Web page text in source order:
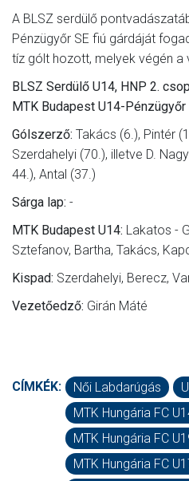
A BLSZ serdülő
Pénzügyőr SE fiú gárdáját
tíz gólt hozott, melyek végén a
BLSZ Serdülő U14, HNP 2.
MTK Budapest U14-
Gólszerző: Takács (6.), Pintér
Szerdahelyi (70.), illetve D.
44.), Antal (37.)
Sárga lap: -
MTK Budapest U14: Lakatos -
Sztefanov, Bartha, Takács,
Kispad: Szerdahelyi, Berecz,
Vezetőedző: Girán Máté
CÍMKÉK: Női Labdarúgás
MTK Hungária FC
MTK Hungária FC
MTK Hungária FC